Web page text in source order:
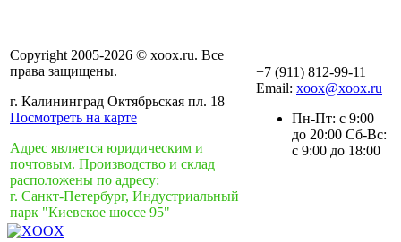
Copyright 2005-2026 © xoox.ru. Все
права защищены.
г. Калининград Октябрьская пл. 18
Посмотреть на карте
Адрес является юридическим и
почтовым. Производство и склад
расположены по адресу:
г. Санкт-Петербург, Индустриальный
парк "Киевское шоссе 95"
+7 (911) 812-99-11
Email: xoox@xoox.ru
Пн-Пт: с 9:00
до 20:00 Сб-Вс:
с 9:00 до 18:00